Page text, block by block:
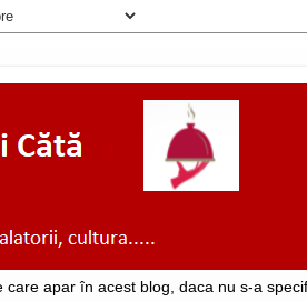
care apar în acest blog, daca nu s-a